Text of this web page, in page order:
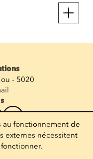
- 5020
au fonctionnement de
externes nécessitent